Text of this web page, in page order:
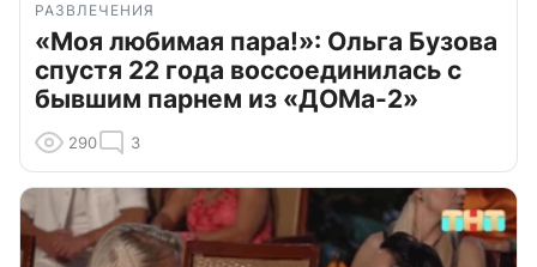
РАЗВЛЕЧЕНИЯ
«Моя любимая пара!»: Ольга Бузова
спустя 22 года воссоединилась с
бывшим парнем из «ДОМа-2»
290 3